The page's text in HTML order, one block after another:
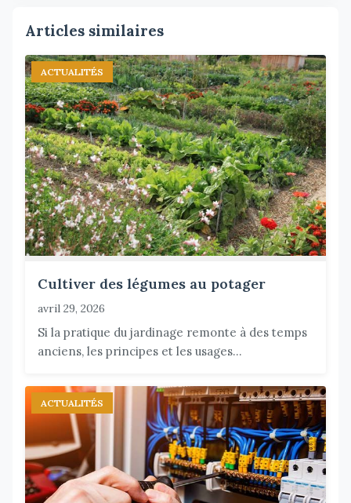
Articles similaires
ACTUALITÉS
Cultiver des légumes au potager
avril 29, 2026
Si la pratique du jardinage remonte à des temps
anciens, les principes et les usages...
ACTUALITÉS